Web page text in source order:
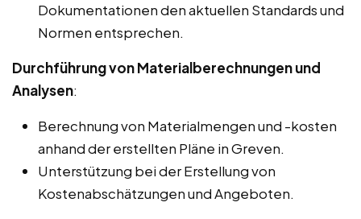
Dokumentationen den aktuellen Standards und
Normen entsprechen.
Durchführung von Materialberechnungen und
Analysen:
Berechnung von Materialmengen und -kosten
anhand der erstellten Pläne in Greven.
Unterstützung bei der Erstellung von
Kostenabschätzungen und Angeboten.